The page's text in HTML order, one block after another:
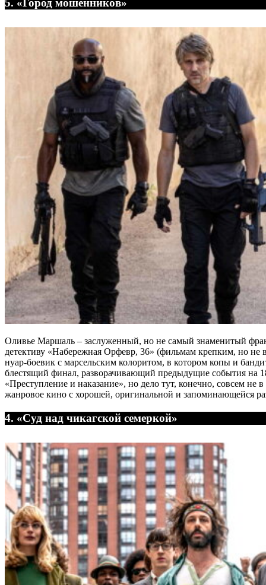
5. «Город мошенников»
Оливье Маршаль – заслуженный, но не самый знаменитый
детективу «Набережная Орфевр, 36» (фильмам крепким, но не
нуар-боевик с марсельским колоритом, в котором копы и
блестящий финал, разворачивающий предыдущие события на
«Преступление и наказание», но дело тут, конечно, совсем
жанровое кино с хорошей, оригинальной и запоминающейся
4. «Суд над чикагской семеркой»